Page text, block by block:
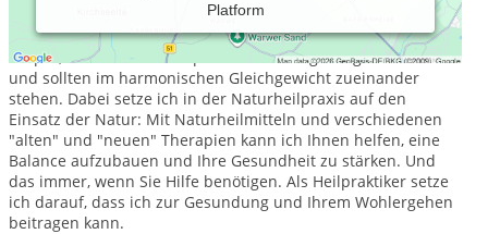
Platform
Wer sich richtig wohl und gesund fühlen möchte, muss
darauf achten, dass er sich ganzheitlich im Reinen hält.
Körper, Seele und Geist spielen alle eine gleichgroße Rolle
und sollten im harmonischen Gleichgewicht zueinander
stehen. Dabei setze ich in der Naturheilpraxis auf den
Einsatz der Natur: Mit Naturheilmitteln und verschiedenen
"alten" und "neuen" Therapien kann ich Ihnen helfen, eine
Balance aufzubauen und Ihre Gesundheit zu stärken. Und
das immer, wenn Sie Hilfe benötigen. Als Heilpraktiker setze
ich darauf, dass ich zur Gesundung und Ihrem Wohlergehen
beitragen kann.